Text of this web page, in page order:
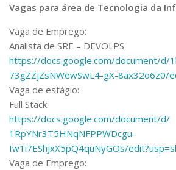
Vagas para área de Tecnologia da
Vaga de Emprego:
Analista de SRE – DEVOLPS
https://docs.google.com/document/d/
73gZZjZsNWewSwL4-gX-8ax32o6z0/
Vaga de estágio:
Full Stack:
https://docs.google.com/document/d/
1RpYNr3T5HNqNFPPWDcgu-
Iw1i7EShJxX5pQ4quNyGOs/edit?
Vaga de Emprego: